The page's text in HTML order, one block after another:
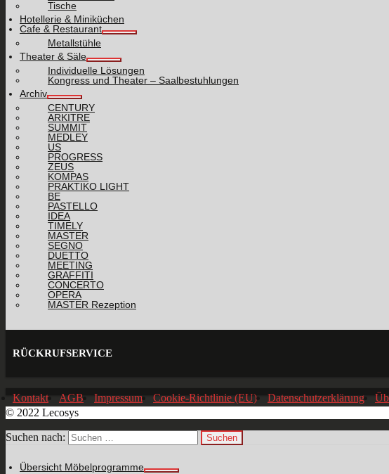
Tische
Hotellerie & Miniküchen
Cafe & Restaurant
Metallstühle
Theater & Säle
Individuelle Lösungen
Kongress und Theater – Saalbestuhlungen
Archiv
CENTURY
ARKITRE
SUMMIT
MEDLEY
US
PROGRESS
ZEUS
KOMPAS
PRAKTIKO LIGHT
BE
PASTELLO
IDEA
TIMELY
MASTER
SEGNO
DUETTO
MEETING
GRAFFITI
CONCERTO
OPERA
MASTER Rezeption
RÜCKRUFSERVICE
Kontakt AGB Impressum Cookie-Richtlinie (EU) Datenschutzerklärung
© 2022 Lecosys
Suchen nach:
Übersicht Möbelprogramme